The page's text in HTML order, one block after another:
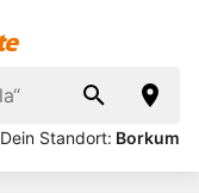
Dein Standort: Borkum